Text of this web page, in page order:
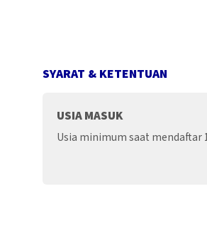
SYARAT & KETENTUAN
USIA MASUK
Usia minimum saat mendaftar